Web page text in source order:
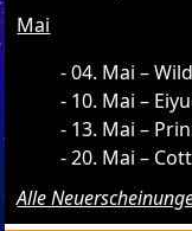
Mai
04. Mai –
10. Mai –
13. Mai –
20. Mai –
Alle